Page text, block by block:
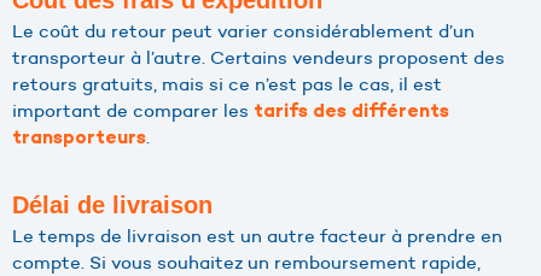
Le coût du retour peut varier considérablement d’un
transporteur à l’autre. Certains vendeurs proposent des
retours gratuits, mais si ce n’est pas le cas, il est
important de comparer les tarifs des différents
transporteurs.
Délai de livraison
Le temps de livraison est un autre facteur à prendre en
compte. Si vous souhaitez un remboursement rapide,